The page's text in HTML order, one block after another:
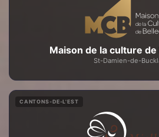
Maison de la culture
St-Damien-de-
CANTONS-DE-L'EST